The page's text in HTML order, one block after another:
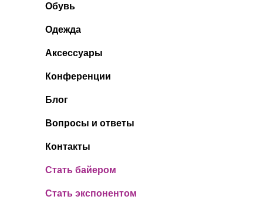
Обувь
Одежда
Аксессуары
Конференции
Блог
Вопросы и ответы
Контакты
Стать байером
Стать экспонентом